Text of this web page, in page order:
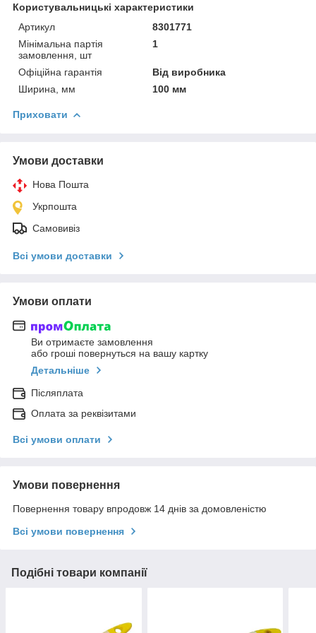
Користувальницькі характеристики
Артикул
8301771
Мінімальна партія
замовлення, шт
1
Офіційна гарантія
Від виробника
Ширина, мм
100 мм
Приховати
Умови доставки
Нова Пошта
Укрпошта
Самовивіз
Всі умови доставки
Умови оплати
Ви отримаєте замовлення
або гроші повернуться на вашу картку
Детальніше
Післяплата
Оплата за реквізитами
Всі умови оплати
Умови повернення
Повернення товару впродовж 14 днів за домовленістю
Всі умови повернення
Подібні товари компанії